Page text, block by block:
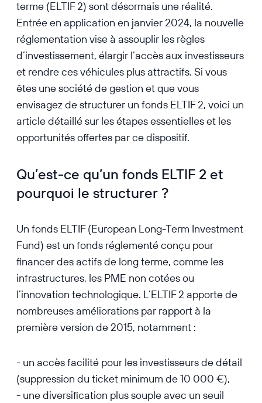
terme (ELTIF 2) sont désormais une réalité.
Entrée en application en janvier 2024, la nouvelle
réglementation vise à assouplir les règles
d’investissement, élargir l’accès aux investisseurs
et rendre ces véhicules plus attractifs. Si vous
êtes une société de gestion et que vous
envisagez de structurer un fonds ELTIF 2, voici un
article détaillé sur les étapes essentielles et les
opportunités offertes par ce dispositif.
Qu’est-ce qu’un fonds ELTIF 2 et
pourquoi le structurer ?
Un fonds ELTIF (European Long-Term Investment
Fund) est un fonds réglementé conçu pour
financer des actifs de long terme, comme les
infrastructures, les PME non cotées ou
l’innovation technologique. L’ELTIF 2 apporte de
nombreuses améliorations par rapport à la
première version de 2015, notamment :
- un accès facilité pour les investisseurs de détail
(suppression du ticket minimum de 10 000 €),
- une diversification plus souple avec un seuil